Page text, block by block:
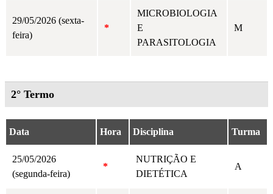
29/05/2026 (sexta-
feira)
*
MICROBIOLOGIA
E
PARASITOLOGIA
M
2° Termo
Data Hora Disciplina Turma
25/05/2026
(segunda-feira)
*
NUTRIÇÃO E
DIETÉTICA
A